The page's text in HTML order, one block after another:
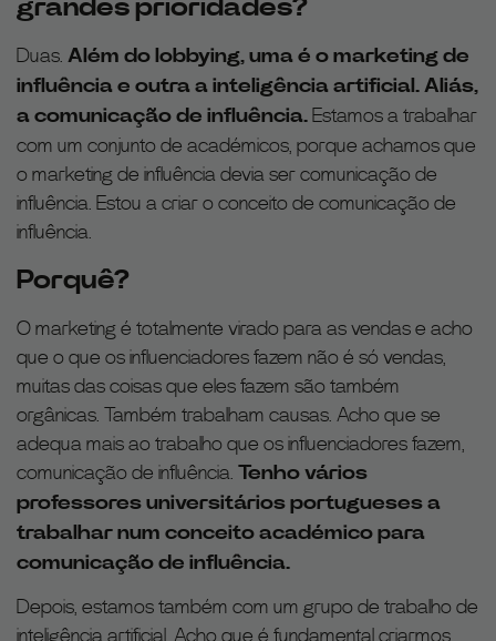
Duas. Além do lobbying, uma é o marketing de
influência e outra a inteligência artificial. Aliás,
a comunicação de influência.Estamos a trabalhar
com um conjunto de académicos, porque achamos que
o marketing de influência devia ser comunicação de
influência. Estou a criar o conceito de comunicação de
influência.
Porquê?
O marketing é totalmente virado para as vendas e acho
que o que os influenciadores fazem não é só vendas,
muitas das coisas que eles fazem são também
orgânicas. Também trabalham causas. Acho que se
adequa mais ao trabalho que os influenciadores fazem,
comunicação de influência. Tenho vários
professores universitários portugueses a
trabalhar num conceito académico para
comunicação de influência.
Depois, estamos também com um grupo de trabalho de
inteligência artificial. Acho que é fundamental criarmos